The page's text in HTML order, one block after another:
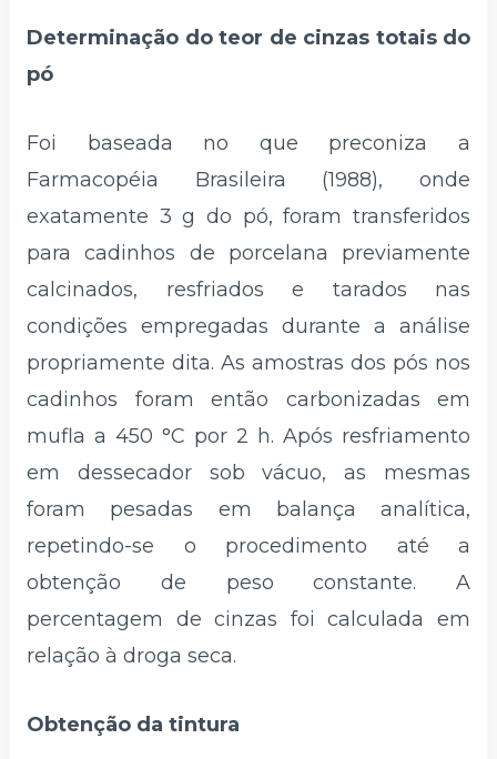
Determinação do teor de cinzas totais do
pó
Foi baseada no que preconiza a
Farmacopéia Brasileira (1988), onde
exatamente 3 g do pó, foram transferidos
para cadinhos de porcelana previamente
calcinados, resfriados e tarados nas
condições empregadas durante a análise
propriamente dita. As amostras dos pós nos
cadinhos foram então carbonizadas em
mufla a 450 °C por 2 h. Após resfriamento
em dessecador sob vácuo, as mesmas
foram pesadas em balança analítica,
repetindo-se o procedimento até a
obtenção de peso constante. A
percentagem de cinzas foi calculada em
relação à droga seca.
Obtenção da tintura